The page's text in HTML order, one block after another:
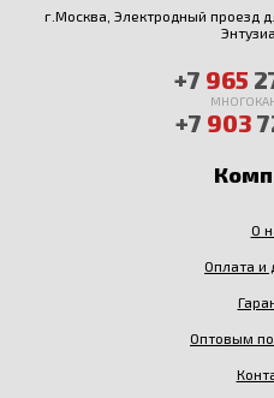
г.Москва, Электродный проезд
+7 965
+7 903
О
Оплата и
Оптовым